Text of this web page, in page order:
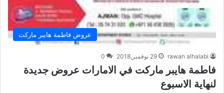
عروض فاطمة هايبر ماركت
rawan alhalabi 29 نوفمبر,2018 0
فاطمة هايبر ماركت في الامارات عروض جديدة
لنهاية الاسبوع